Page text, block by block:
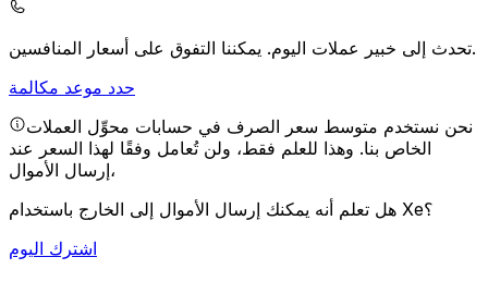
تحدث إلى خبير عملات اليوم.يمكننا التفوق على أسعار المنافسين.
حدد موعد مكالمة
نحن نستخدم متوسط سعر الصرف في حسابات محوِّل العملات
الخاص بنا. وهذا للعلم فقط، ولن تُعامل وفقًا لهذا السعر عند
إرسال الأموال،
هل تعلم أنه يمكنك إرسال الأموال إلى الخارج باستخدام Xe؟
اشترك اليوم